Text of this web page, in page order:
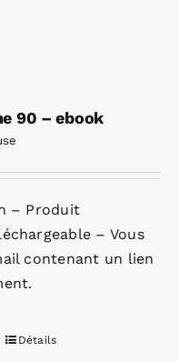
90 – ebook
– Produit
– Vous
contenant un lien
Détails